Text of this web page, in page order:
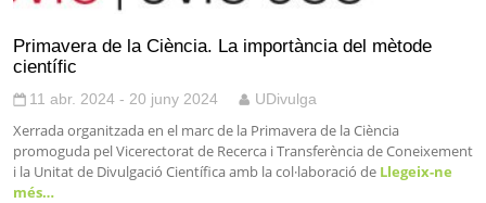
Primavera de la Ciència. La importància del mètode
científic
11 abr. 2024 - 20 juny 2024 UDivulga
Xerrada organitzada en el marc de la Primavera de la Ciència
promoguda pel Vicerectorat de Recerca i Transferència de Coneixement
i la Unitat de Divulgació Científica amb la col·laboració de Llegeix-ne
més…